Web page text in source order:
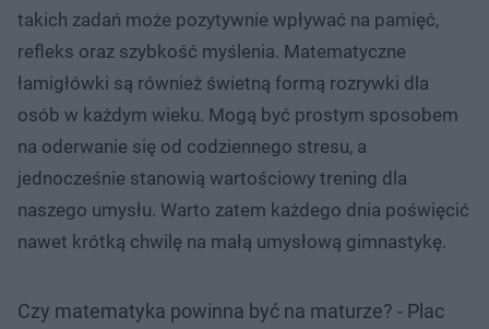
takich zadań może pozytywnie wpływać na pamięć,
refleks oraz szybkość myślenia. Matematyczne
łamigłówki są również świetną formą rozrywki dla
osób w każdym wieku. Mogą być prostym sposobem
na oderwanie się od codziennego stresu, a
jednocześnie stanowią wartościowy trening dla
naszego umysłu. Warto zatem każdego dnia poświęcić
nawet krótką chwilę na małą umysłową gimnastykę.
Czy matematyka powinna być na maturze? - Plac